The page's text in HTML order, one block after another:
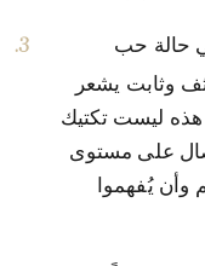
حب
وثابت يشعر
ليست تكتيك
على مستوى
يُفهموا